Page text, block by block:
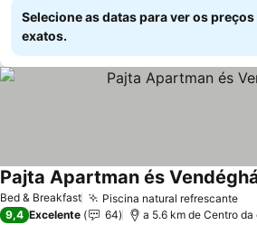
Selecione as datas para ver os preços
exatos.
Bed & Breakfast Piscina natural refrescante
Pajta Apartman és
9,4 Excelente 64 a 5.6 km de Centro da